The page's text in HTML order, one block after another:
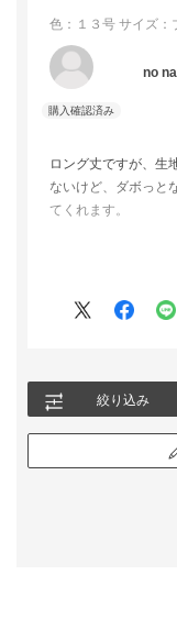
色：１３号 サイズ：
no
ロング丈ですが、生
ないけど、ダボっと
てくれます。
ならずに上品に収ま
即決。急いでいる
絞り込み